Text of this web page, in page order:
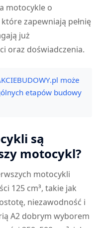
motocykle o
zapewniają pełnię
już
oraz doświadczenia.
może
etapów budowy
są
motocykl?
motocykli
125 cm³, takie jak
niezawodność i
A2 dobrym wyborem